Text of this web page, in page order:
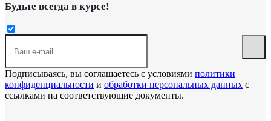
Будьте всегда в курсе!
Подписываясь, вы соглашаетесь с условиями политики
конфиденциальности и обработки персональных данных с
ссылками на соответствующие документы.